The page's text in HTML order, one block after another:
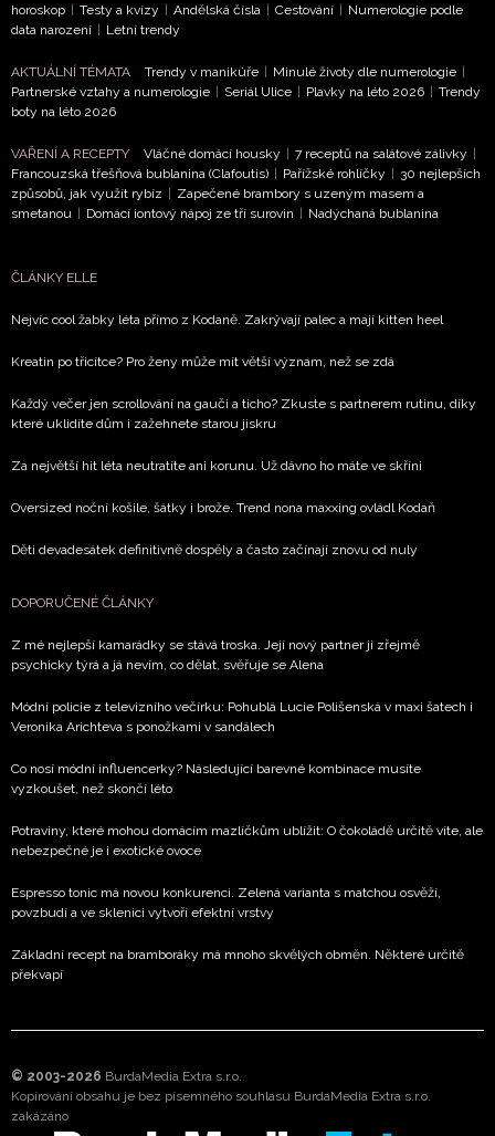
horoskop
Testy a kvízy Andělská čísla Cestování
Numerologie podle
data narození
Letní trendy
AKTUÁLNÍ TÉMATA Trendy v manikúře Minulé životy dle numerologie
Partnerské vztahy a numerologie
Seriál Ulice Plavky na léto 2026
Trendy
boty na léto 2026
VAŘENÍ A RECEPTY Vláčné domácí housky 7 receptů na salátové zálivky
Francouzská třešňová bublanina (Clafoutis)
Pařížské rohlíčky
30 nejlepších
způsobů, jak využít rybíz
Zapečené brambory s uzeným masem a
smetanou
Domácí iontový nápoj ze tří surovin Nadýchaná bublanina
ČLÁNKY ELLE
Nejvíc cool žabky léta přímo z Kodaně. Zakrývají palec a mají kitten heel
Kreatin po třicítce? Pro ženy může mít větší význam, než se zdá
Každý večer jen scrollování na gauči a ticho? Zkuste s partnerem rutinu, díky
které uklidíte dům i zažehnete starou jiskru
Za největší hit léta neutratíte ani korunu. Už dávno ho máte ve skříni
Oversized noční košile, šátky i brože. Trend nona maxxing ovládl Kodaň
Děti devadesátek definitivně dospěly a často začínají znovu od nuly
DOPORUČENÉ ČLÁNKY
Z mé nejlepší kamarádky se stává troska. Její nový partner ji zřejmě
psychicky týrá a já nevím, co dělat, svěřuje se Alena
Módní policie z televizního večírku: Pohublá Lucie Polišenská v maxi šatech i
Veronika Arichteva s ponožkami v sandálech
Co nosí módní influencerky? Následující barevné kombinace musíte
vyzkoušet, než skončí léto
Potraviny, které mohou domácím mazlíčkům ublížit: O čokoládě určitě víte, ale
nebezpečné je i exotické ovoce
Espresso tonic má novou konkurenci. Zelená varianta s matchou osvěží,
povzbudí a ve sklenici vytvoří efektní vrstvy
Základní recept na bramboráky má mnoho skvělých obměn. Některé určitě
překvapí
© 2003-2026 BurdaMedia Extra s.r.o.
Kopírování obsahu je bez písemného souhlasu BurdaMedia Extra s.r.o.
zakázáno